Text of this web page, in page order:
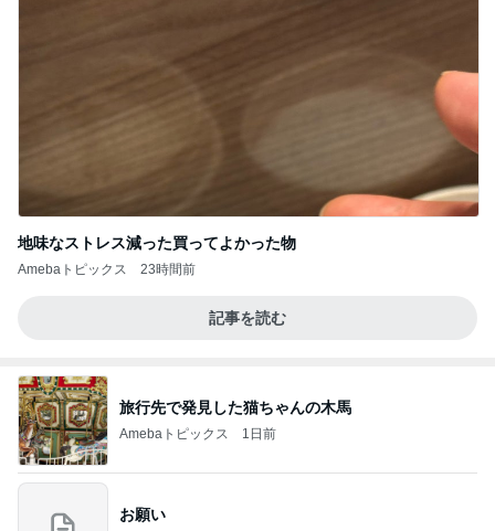
地味なストレス減った買ってよかった物
Amebaトピックス 23時間前
記事を読む
旅行先で発見した猫ちゃんの木馬
Amebaトピックス 1日前
お願い